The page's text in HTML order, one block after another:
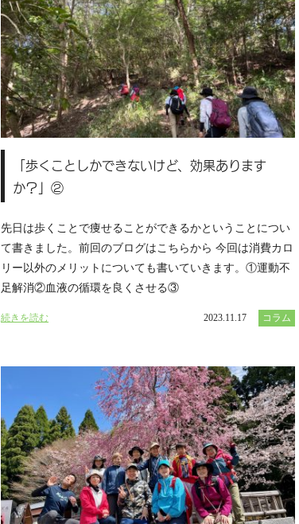
「歩くことしかできないけど、効果あります
か？」②
先日は歩くことで痩せることができるかということについ
て書きました。前回のブログはこちらから 今回は消費カロ
リー以外のメリットについても書いていきます。①運動不
足解消②血液の循環を良くさせる③
続きを読む 2023.11.17 コラム